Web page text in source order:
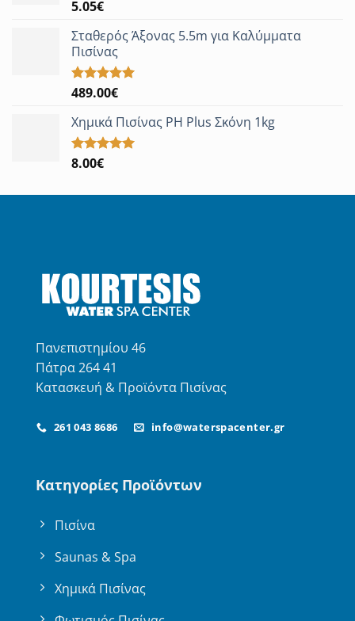
Βαθμολογήθηκε
από 5
5.05€
Σταθερός Άξονας 5.5m για Καλύμματα
Πισίνας
Βαθμολογήθηκε
από 5
489.00€
Χημικά Πισίνας PH Plus Σκόνη 1kg
Βαθμολογήθηκε
8.00€
Πανεπιστημίου 46
Πάτρα 264 41
Κατασκευή & Προϊόντα Πισίνας
261 043 8686 info@waterspacenter.gr
Κατηγορίες Προϊόντων
Πισίνα
Saunas & Spa
Χημικά Πισίνας